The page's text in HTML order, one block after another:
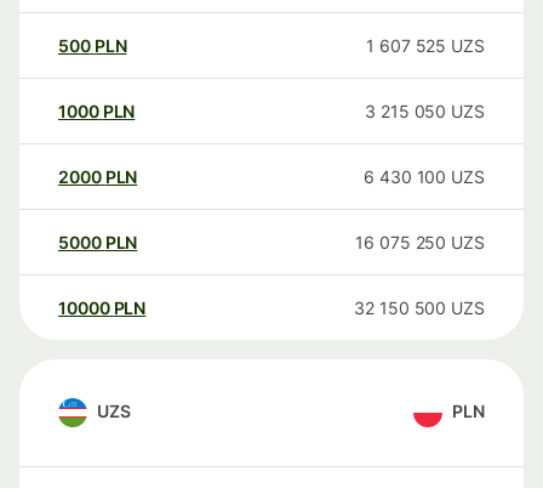
500 PLN 1 607 525 UZS
1000 PLN 3 215 050 UZS
2000 PLN 6 430 100 UZS
5000 PLN 16 075 250 UZS
10000 PLN 32 150 500 UZS
UZS PLN